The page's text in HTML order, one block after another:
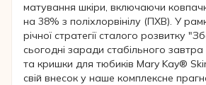
матування шкіри, включаючи
на 38% з поліхлорвінілу (ПХВ). У
річної стратегії сталого розвитку
сьогодні заради стабільного
та кришки для тюбиків Mary Kay®
свій внесок у наше комплексне